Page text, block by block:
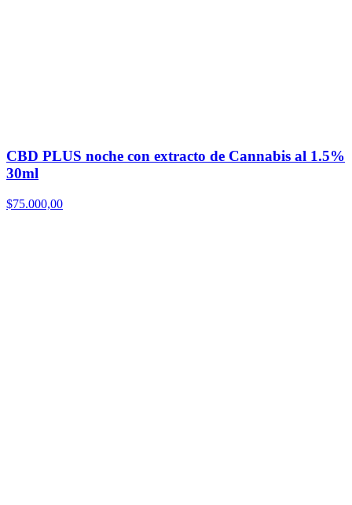
CBD PLUS noche con extracto de Cannabis al 1.5%
30ml
$75.000,00